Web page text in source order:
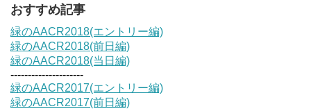
おすすめ記事
緑のAACR2018(エントリー編)
緑のAACR2018(前日編)
緑のAACR2018(当日編)
---------------------
緑のAACR2017(エントリー編)
緑のAACR2017(前日編)